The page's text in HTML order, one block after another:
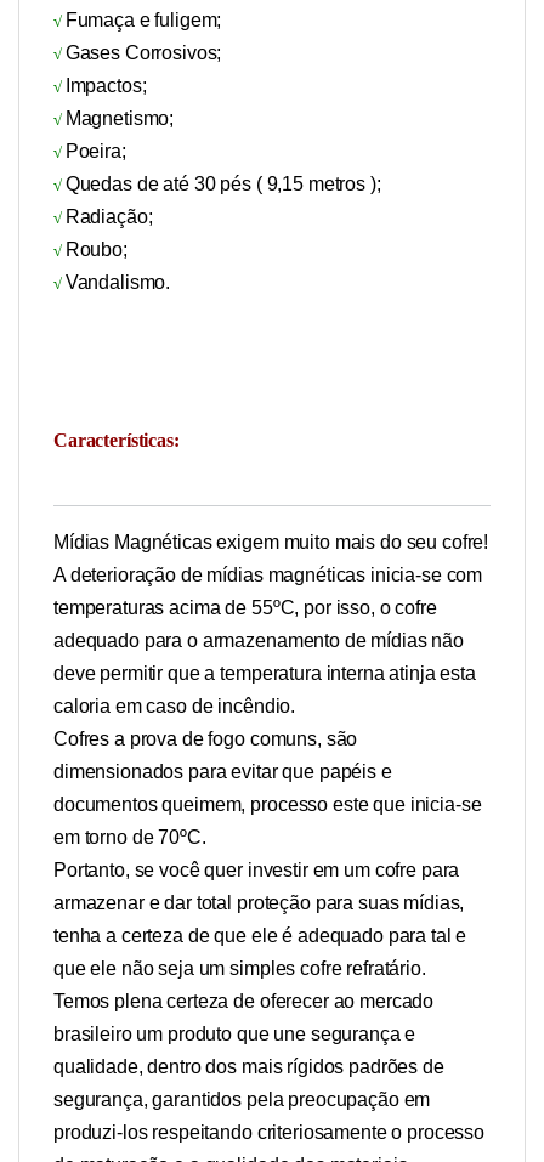
√ Fumaça e fuligem;
√ Gases Corrosivos;
√ Impactos;
√ Magnetismo;
√ Poeira;
√ Quedas de até 30 pés ( 9,15 metros );
√ Radiação;
√ Roubo;
√ Vandalismo.
Características:
Mídias Magnéticas exigem muito mais do seu cofre!
A deterioração de mídias magnéticas inicia-se com
temperaturas acima de 55ºC, por isso, o cofre
adequado para o armazenamento de mídias não
deve permitir que a temperatura interna atinja esta
caloria em caso de incêndio.
Cofres a prova de fogo comuns, são
dimensionados para evitar que papéis e
documentos queimem, processo este que inicia-se
em torno de 70ºC.
Portanto, se você quer investir em um cofre para
armazenar e dar total proteção para suas mídias,
tenha a certeza de que ele é adequado para tal e
que ele não seja um simples cofre refratário.
Temos plena certeza de oferecer ao mercado
brasileiro um produto que une segurança e
qualidade, dentro dos mais rígidos padrões de
segurança, garantidos pela preocupação em
produzi-los respeitando criteriosamente o processo